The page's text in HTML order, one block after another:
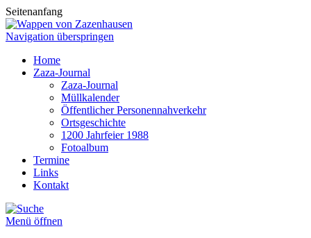
Seitenanfang
Navigation überspringen
Home
Zaza-Journal
Zaza-Journal
Müllkalender
Öffentlicher Personennahverkehr
Ortsgeschichte
1200 Jahrfeier 1988
Fotoalbum
Termine
Links
Kontakt
Menü öffnen